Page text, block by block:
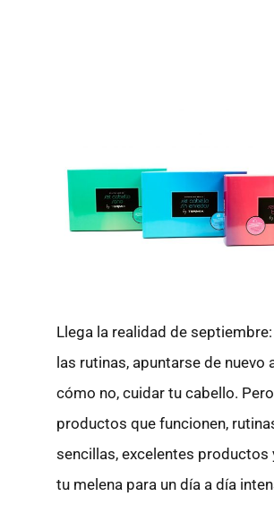
Llega la realidad de
las rutinas, apuntarse de nuevo
cómo no, cuidar tu cabello.
productos que funcionen,
sencillas, excelentes productos
tu melena para un día a día